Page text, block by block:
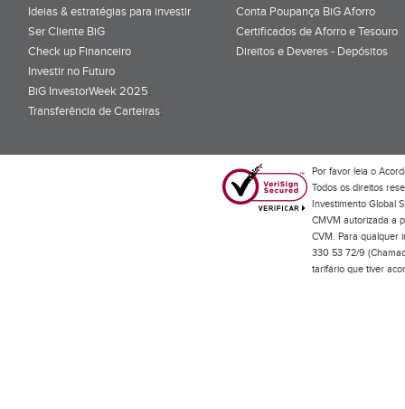
Ideias & estratégias para investir
Ser Cliente BiG
Check up Financeiro
Investir no Futuro
BiG InvestorWeek 2025;
Transferência de Carteiras;
Conta Poupança BiG Aforro
Certificados de Aforro e Tesouro
Direitos e Deveres - Depósitos
Por favor leia o
Todos os direitos
Investimento Global
CMVM autorizada a
CVM. Para qualquer
330 53 72/9
tarifário que tiver